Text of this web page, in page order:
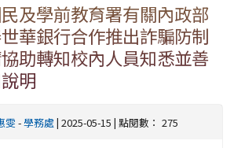
及學前教育署有關內政部
華銀行合作推出詐騙防制
助轉知校內人員知悉並善
明
雯 -學務處 | 2025-05-15 | 點閱數： 275